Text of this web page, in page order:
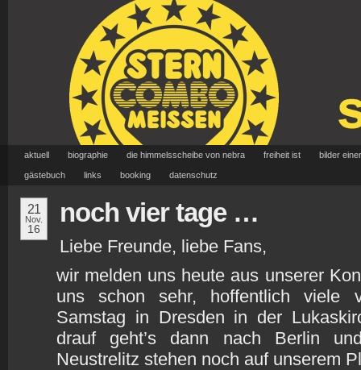
aktuell biographie die himmelsscheibe von nebra freiheit ist bilder
gästebuch links booking datenschutz
21
Nov.
16
noch vier tage …
Liebe Freunde, liebe Fans,
wir melden uns heute aus unserer
uns schon sehr, hoffentlich viele
Samstag in Dresden in der
drauf geht’s dann nach Berlin
Neustrelitz stehen noch auf unserem